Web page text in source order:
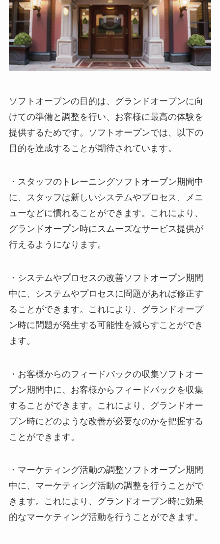
ソフトオープンの目的は、
グランドオープンに向
けての準備と調整を行い、お客様に最高の体験を
提供するためです。ソフトオープンでは、以下の
目的を達成することが期待されています。
・ スタッフのトレーニングソフトオープン期間中
に、スタッフは新しいシステムやプロセス、メニ
ューなどに慣れることができます。これにより、
グランドオープン時にスムーズなサービス提供が
行えるようになります。
・ システムやプロセスの改善ソフトオープン期間
中に、システムやプロセスに問題があれば修正す
ることができます。これにより、グランドオープ
ン時に問題が発生する可能性を減らすことができ
ます。
・ お客様からのフィードバックの収集ソフトオー
プン期間中に、お客様からフィードバックを収集
することができます。これにより、グランドオー
プン時にどのような改善が必要なのかを把握する
ことができます。
・ マーケティング活動の調整ソフトオープン期間
中に、マーケティング活動の調整を行うことがで
きます。これにより、グランドオープン時に効果
的なマーケティング活動を行うことができます。